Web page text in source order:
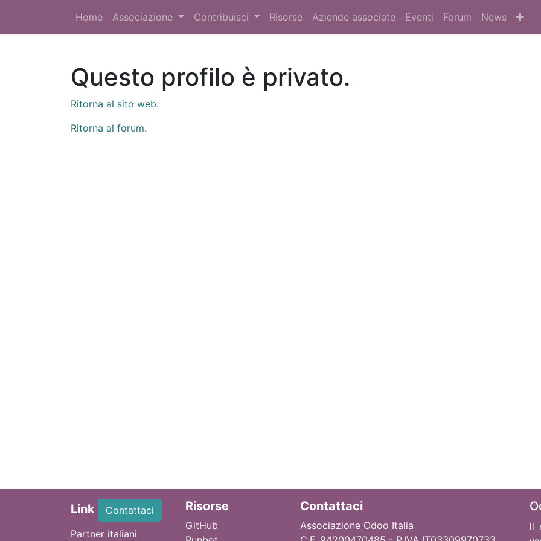
Home Associazione Contribuisci Risorse Aziende associate Eventi Forum News
Questo profilo è privato.
Ritorna al sito web.
Ritorna al forum.
Link
Contattaci
Partner italiani
Risorse
GitHub
Contattaci
Associazione Odoo Italia
Il